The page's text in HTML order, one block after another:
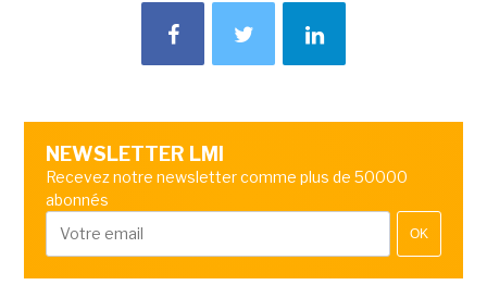
NEWSLETTER LMI
Recevez notre newsletter comme plus de 50000
abonnés
OK